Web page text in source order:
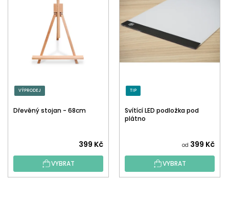
VÝPRODEJ
Dřevěný stojan - 68cm
399 Kč
VYBRAT
TIP
Svítící LED podložka pod
plátno
od 399 Kč
VYBRAT